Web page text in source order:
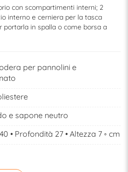
con scompartimenti interni; 2
interno e cerniera per la tasca
portarla in spalla o come borsa a
per pannolini e
e sapone neutro
• Profondità 27 • Altezza 7 ◦ cm